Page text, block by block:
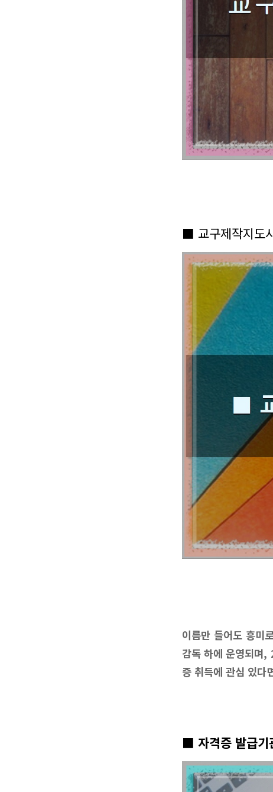
■ 교구제작지도
이름만 들어도 흥미
감독 하에 운영되며
증 취득에 관심 있
■ 자격증 발급기